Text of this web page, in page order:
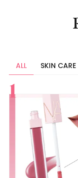
ALL SKIN CARE
すべて
スキンケア
メイク
ボディケア
美活
ヘア
ライフスタイル
ビューティーズ